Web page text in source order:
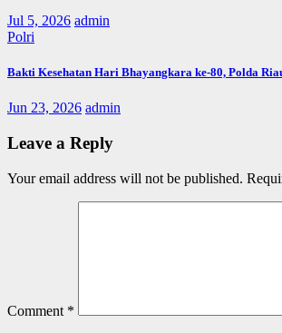
Jul 5, 2026 admin
Polri
Bakti Kesehatan Hari Bhayangkara ke-80, Polda
Jun 23, 2026 admin
Leave a Reply
Your email address will not be published.
Comment *